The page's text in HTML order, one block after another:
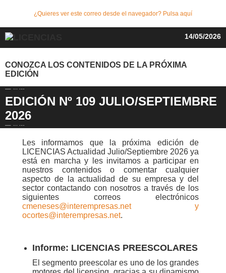
¿Quieres ver este correo desde el navegador? Pulsa aquí
14/05/2026
CONOZCA LOS CONTENIDOS DE LA PRÓXIMA
EDICIÓN
EDICIÓN Nº 109 JULIO/SEPTIEMBRE
2026
Les informamos que la próxima edición de
LICENCIAS Actualidad Julio/Septiembre 2026 ya
está en marcha y les invitamos a participar en
nuestros contenidos o comentar cualquier
aspecto de la actualidad de su empresa y del
sector contactando con nosotros a través de los
siguientes correos electrónicos
cmeneses@interempresas.net y
ocortes@interempresas.net.
Informe: LICENCIAS PREESCOLARES
El segmento preescolar es uno de los grandes